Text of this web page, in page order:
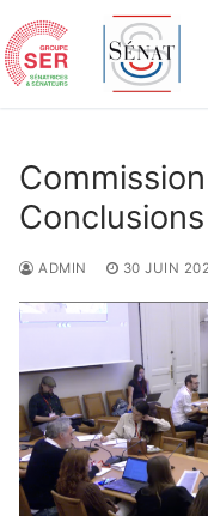
au
contenu
Conclusions
ADMIN 30 JUIN